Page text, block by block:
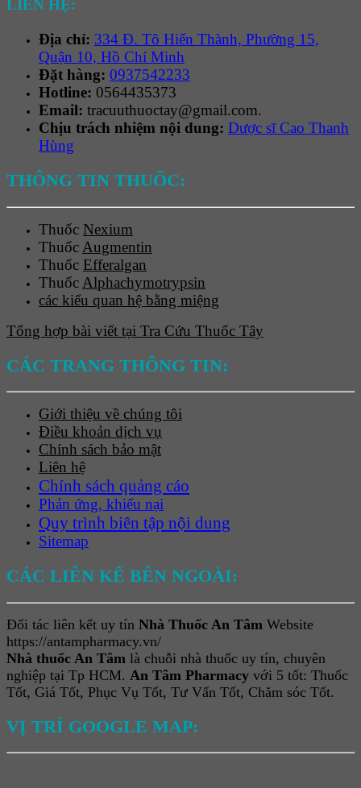
LIÊN HỆ:
Địa chỉ: 334 Đ. Tô Hiến Thành, Phường 15,
Quận 10, Hồ Chí Minh
Đặt hàng: 0937542233
Hotline: 0564435373
Email: tracuuthuoctay@gmail.com.
Chịu trách nhiệm nội dung: Dược sĩ Cao Thanh
Hùng
THÔNG TIN THUỐC:
Thuốc Nexium
Thuốc Augmentin
Thuốc Efferalgan
Thuốc Alphachymotrypsin
các kiểu quan hệ bằng miệng
Tổng hợp bài viết tại Tra Cứu Thuốc Tây
CÁC TRANG THÔNG TIN:
Giới thiệu về chúng tôi
Điều khoản dịch vụ
Chính sách bảo mật
Liên hệ
Chính sách quảng cáo
Phản ứng, khiếu nại
Quy trình biên tập nội dung
Sitemap
CÁC LIÊN KẾ BÊN NGOÀI:
Đối tác liên kết uy tín Nhà Thuốc An Tâm Website
https://antampharmacy.vn/
Nhà thuốc An Tâm là chuỗi nhà thuốc uy tín, chuyên
nghiệp tại Tp HCM. An Tâm Pharmacy với 5 tốt: Thuốc
Tốt, Giá Tốt, Phục Vụ Tốt, Tư Vấn Tốt, Chăm sóc Tốt.
VỊ TRÍ GOOGLE MAP: